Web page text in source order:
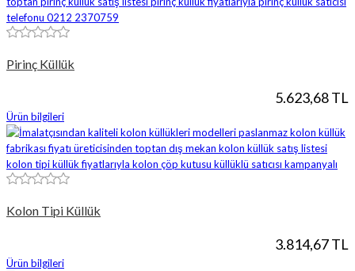
Pirinç Küllük
5.623,68 TL
Ürün bilgileri
Kolon Tipi Küllük
3.814,67 TL
Ürün bilgileri